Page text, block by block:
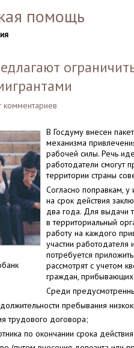
помощь
комментариев
В Госдуму внесен
механизма
рабочей силы. Речь
работодатели смогут
территории страны
Согласно поправкам,
на срок действия
два года. Для выдачи
в территориальный
работу на каждого
участии
потребуется
рассмотрят с учетом
граждан,
Среди
пребывания
трудового договора;
по окончании срока